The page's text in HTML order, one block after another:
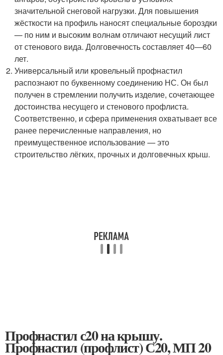
значительной снеговой нагрузки. Для повышения
жёсткости на профиль наносят специальные бороздки
— по ним и высоким волнам отличают несущий лист
от стенового вида. Долговечность составляет 40―60
лет.
Универсальный или кровельный профнастил
распознают по буквенному соединению НС. Он был
получен в стремлении получить изделие, сочетающее
достоинства несущего и стенового профлиста.
Соответственно, и сфера применения охватывает все
ранее перечисленные направления, но
преимущественное использование — это
строительство лёгких, прочных и долговечных крыш.
Профнастил с20 на крышу.
Профнастил (профлист) С20, МП 20